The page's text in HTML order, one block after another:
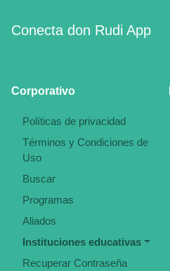
Conecta don Rudi App
Corporativo
Políticas de privacidad
Términos y Condiciones de
Uso
Buscar
Programas
Aliados
Instituciones educativas
Recuperar Contraseña